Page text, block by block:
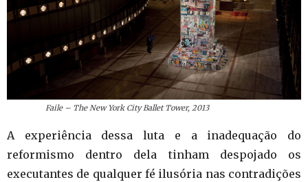
Faile – The New York City Ballet Tower, 2013
A experiência dessa luta e a inadequação do
reformismo dentro dela tinham despojado os
executantes de qualquer fé ilusória nas contradições